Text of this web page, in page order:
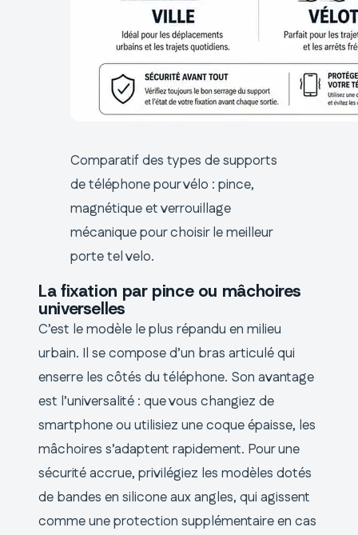
Comparatif des types de supports
de téléphone pour vélo : pince,
magnétique et verrouillage
mécanique pour choisir le meilleur
porte tel velo.
La fixation par pince ou mâchoires
universelles
C’est le modèle le plus répandu en milieu
urbain. Il se compose d’un bras articulé qui
enserre les côtés du téléphone. Son avantage
est l’universalité : que vous changiez de
smartphone ou utilisiez une coque épaisse, les
mâchoires s’adaptent rapidement. Pour une
sécurité accrue, privilégiez les modèles dotés
de bandes en silicone aux angles, qui agissent
comme une protection supplémentaire en cas